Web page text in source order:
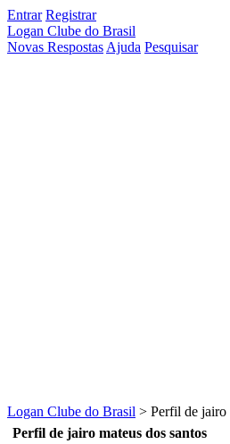
Entrar Registrar
Logan Clube do Brasil
Novas Respostas Ajuda Pesquisar
Logan Clube do Brasil > Perfil de jairo
Perfil de jairo mateus dos santos